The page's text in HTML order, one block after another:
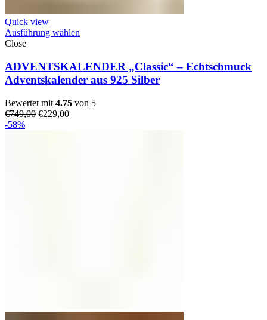
Quick view
Ausführung wählen
Close
ADVENTSKALENDER „Classic“ – Echtschmuck
Adventskalender aus 925 Silber
Bewertet mit 4.75 von 5
€749,00 Ursprünglicher
€229,00Aktueller
-58%